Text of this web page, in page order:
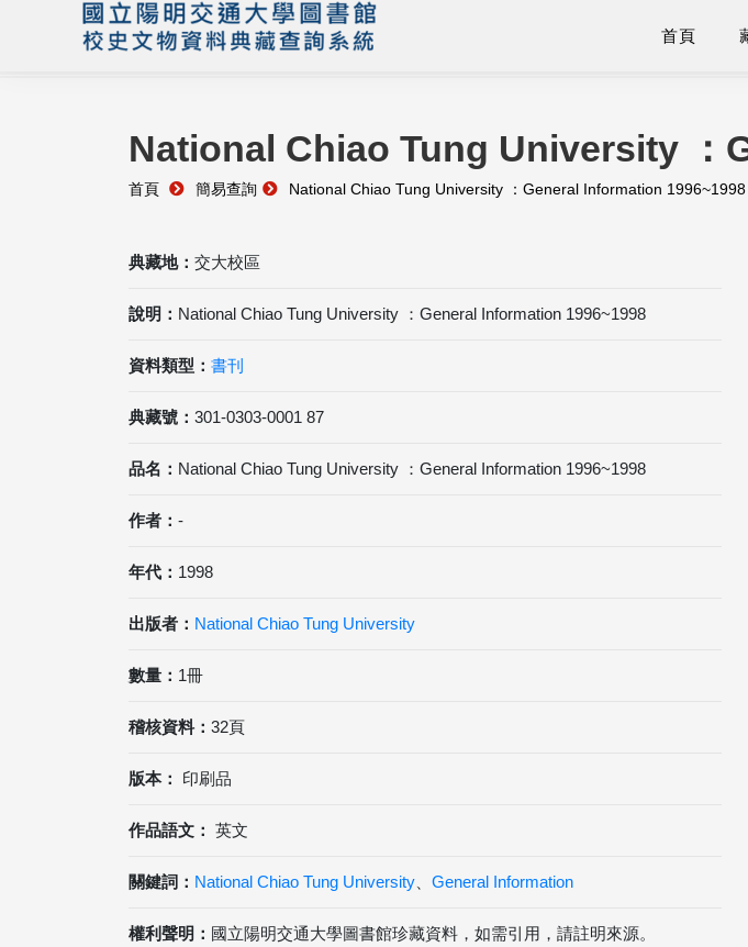
首頁
National Chiao Tung University ：
首頁 簡易查詢 National Chiao Tung University ：General Information 1996~1998
典藏地： 交大校區
說明： National Chiao Tung University ：General Information 1996~1998
資料類型： 書刊
典藏號： 301-0303-0001 87
品名： National Chiao Tung University ：General Information 1996~1998
作者： -
年代： 1998
出版者： National Chiao Tung University
數量： 1冊
稽核資料： 32頁
版本： 印刷品
作品語文： 英文
關鍵詞： National Chiao Tung University General Information
權利聲明： 國立陽明交通大學圖書館珍藏資料，如需引用，請註明來源。